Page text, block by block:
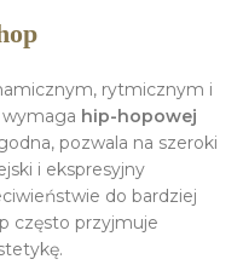
rytmicznym i
hip-hopowej
pozwala na szeroki
i ekspresyjny
do bardziej
często przyjmuje